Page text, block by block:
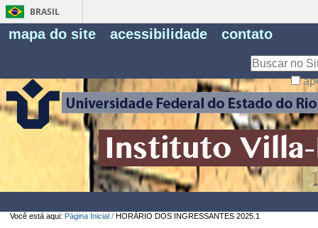
BRASIL
mapa do site acessibilidade contato
Você está aqui: Página Inicial / HORÁRIO DOS INGRESSANTES 2025.1